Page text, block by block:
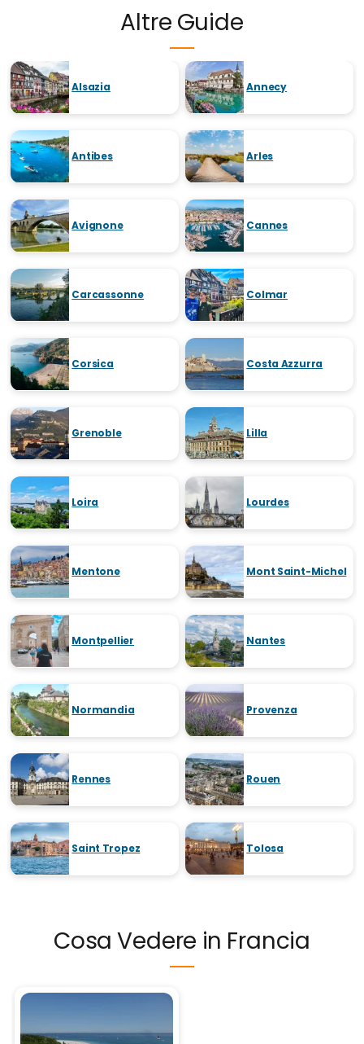
Altre Guide
Alsazia Annecy
Antibes Arles
Avignone Cannes
Carcassonne Colmar
Corsica Costa Azzurra
Grenoble Lilla
Loira Lourdes
Mentone Mont Saint-Michel
Montpellier Nantes
Normandia Provenza
Rennes Rouen
Saint Tropez Tolosa
Cosa Vedere in Francia